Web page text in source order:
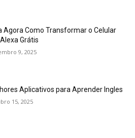
Agora Como Transformar o Celular
Grátis
9, 2025
Aplicativos para Aprender Ingles
15, 2025